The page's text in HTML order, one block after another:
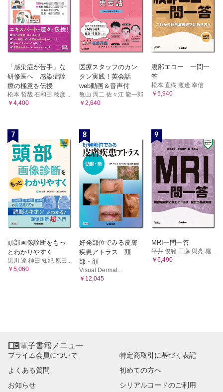
「感染症が苦手」な
研修医へ 感染症診
療の極意を伝授
松本 哲哉 石和田 稔彦 ...
￥4,400
医療スタッフのカン
タン実践！英会話
web動画＆音声付
亀山 周二 佐々江 龍一郎
￥2,640
腹部エコー 一問一
答
松本 直樹 渡邊 幸信
￥5,940
7
頭部画像診断をもっ
とわかりやすく
黒川 遼 神田 知紀 原田...
￥5,060
8
好発部位でみる皮膚
疾患アトラス 頭
部・顔
Visual Dermat...
￥12,045
9
MRI一問一答
平井 俊範 工藤 與亮 堀...
￥6,490
電子書籍メニュー
プライム会員について
特定商取引に基づく表記
よくある質問
初めての方へ
お知らせ
シリアルコードのご利用